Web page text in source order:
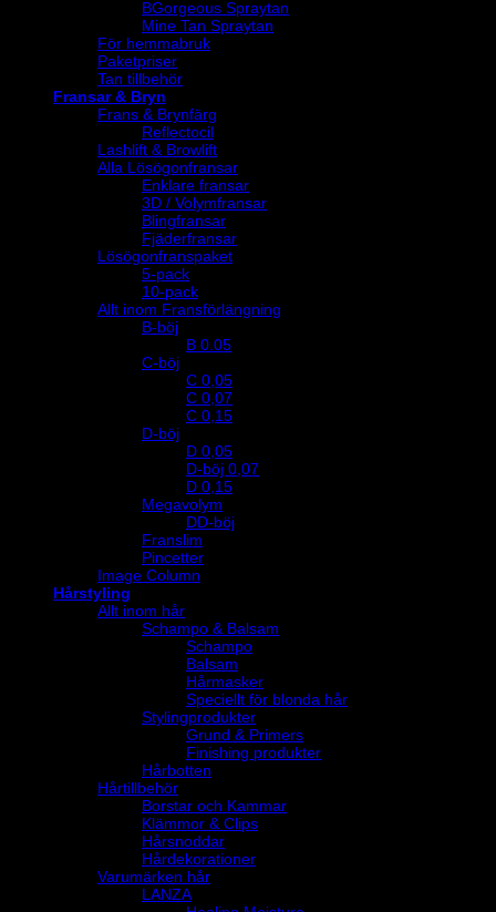
BGorgeous Spraytan
Mine Tan Spraytan
För hemmabruk
Paketpriser
Tan tillbehör
Fransar & Bryn
Frans & Brynfärg
Reflectocil
Lashlift & Browlift
Alla Lösögonfransar
Enklare fransar
3D / Volymfransar
Blingfransar
Fjäderfransar
Lösögonfranspaket
5-pack
10-pack
Allt inom Fransförlängning
B-böj
B 0.05
C-böj
C 0,05
C 0,07
C 0,15
D-böj
D 0,05
D-böj 0,07
D 0,15
Megavolym
DD-böj
Franslim
Pincetter
Image Column
Hårstyling
Allt inom hår
Schampo & Balsam
Schampo
Balsam
Hårmasker
Speciellt för blonda hår
Stylingprodukter
Grund & Primers
Finishing produkter
Hårbotten
Hårtillbehör
Borstar och Kammar
Klämmor & Clips
Hårsnoddar
Hårdekorationer
Varumärken hår
LANZA